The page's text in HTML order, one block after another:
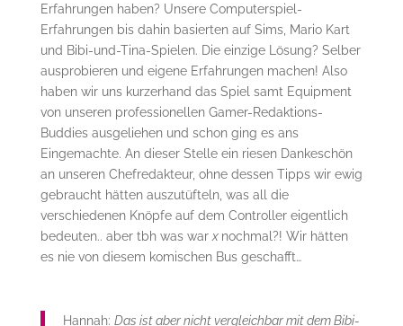
Erfahrungen haben? Unsere Computerspiel-
Erfahrungen bis dahin basierten auf Sims, Mario Kart
und Bibi-und-Tina-Spielen. Die einzige Lösung? Selber
ausprobieren und eigene Erfahrungen machen! Also
haben wir uns kurzerhand das Spiel samt Equipment
von unseren professionellen Gamer-Redaktions-
Buddies ausgeliehen und schon ging es ans
Eingemachte. An dieser Stelle ein riesen Dankeschön
an unseren Chefredakteur, ohne dessen Tipps wir ewig
gebraucht hätten auszutüfteln, was all die
verschiedenen Knöpfe auf dem Controller eigentlich
bedeuten.. aber tbh was war x nochmal?! Wir hätten
es nie von diesem komischen Bus geschafft…
Hannah: Das ist aber nicht vergleichbar mit dem Bibi-